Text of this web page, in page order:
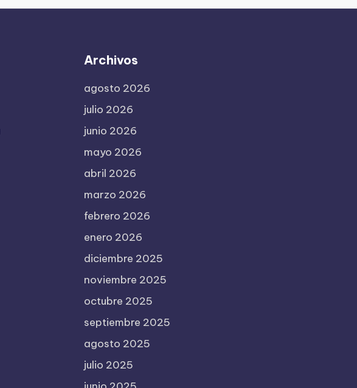
Archivos
agosto 2026
julio 2026
junio 2026
mayo 2026
abril 2026
marzo 2026
febrero 2026
enero 2026
diciembre 2025
noviembre 2025
octubre 2025
septiembre 2025
agosto 2025
julio 2025